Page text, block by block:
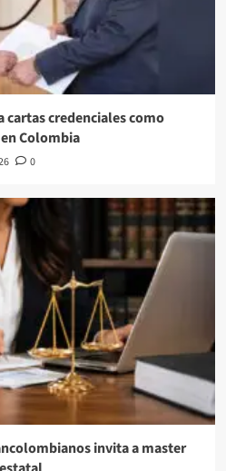
cartas credenciales como
Colombia
0
invita a master